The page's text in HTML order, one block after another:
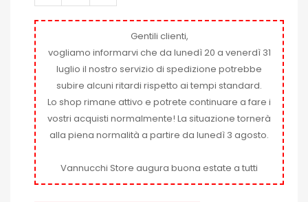
Gentili clienti,
vogliamo informarvi che da lunedì 20 a venerdì 31
luglio il nostro servizio di spedizione potrebbe
subire alcuni ritardi rispetto ai tempi standard.
Lo shop rimane attivo e potrete continuare a fare i
vostri acquisti normalmente! La situazione tornerà
alla piena normalità a partire da lunedì 3 agosto.
Vannucchi Store augura buona estate a tutti